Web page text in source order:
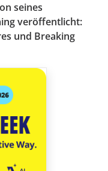
seines
veröffentlicht:
und Breaking